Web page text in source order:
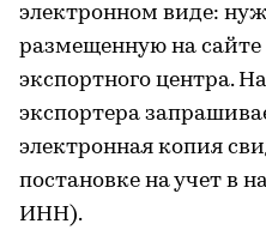
электронном виде:
размещенную на сайте
экспортного центра.
экспортера
электронная копия
постановке на учет в
ИНН).